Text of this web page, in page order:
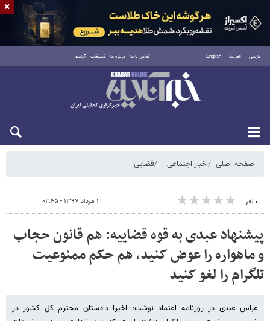
فارسی العربية English تماس با ما درباره ما تبلیغات آرشیو
شنبه ۱۷ مرداد ۱۴۰۵
صفحه اصلی اخبار اجتماعی قضایی
۰ نفر ۱ مرداد ۱۳۹۷ - ۰۲:۴۵
پیشنهاد عبدی به قوه قضاییه: هم قانون حجاب
و ماهواره را عوض کنید، هم حکم ممنوعیت
تلگرام را لغو کنید
عباس عبدی در روزنامه اعتماد نوشت: اخیرا دادستان محترم کل کشور در
×